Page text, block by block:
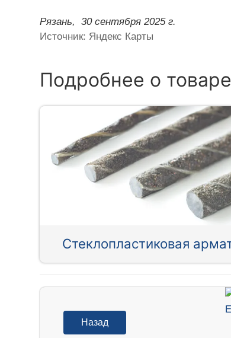
Рязань,
30 сентября 2025 г.
Источник: Яндекс Карты
Подробнее о товаре
Стеклопластиковая
Назад